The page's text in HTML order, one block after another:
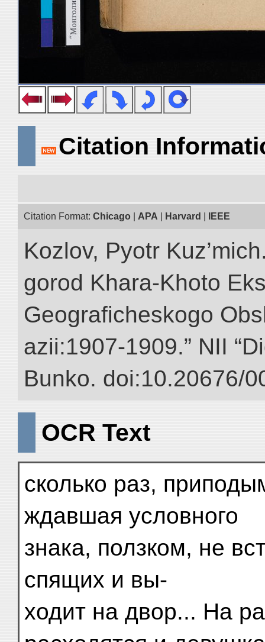
Citation
Citation Format: Chicago APA Harvard IEEE
Kozlov, Pyotr
gorod Khara-Khoto
Geograficheskogo
azii:1907-1909.” NII
Bunko. doi:10.20676/
OCR Text
сколько раз,
ждавшая условного
знака, ползком, не
спящих и вы-
ходит на двор... На